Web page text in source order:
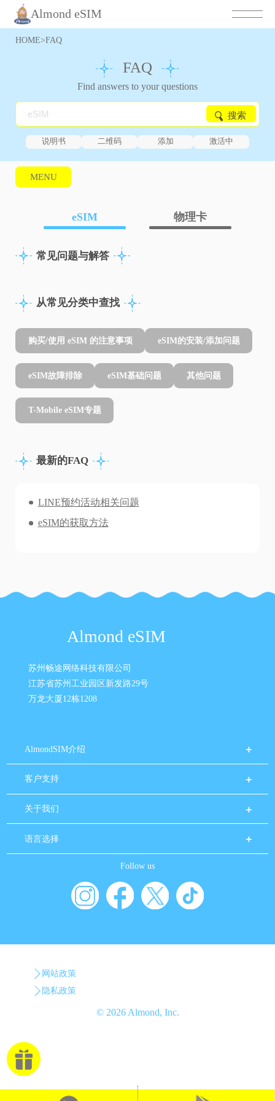
Almond eSIM
HOME>FAQ
FAQ
Find answers to your questions
搜索
说明书 二维码 添加 激活中
MENU
eSIM 物理卡
常见问题与解答
从常见分类中查找
购买/使用 eSIM 的注意事项 eSIM的安装/添加问题
eSIM故障排除 eSIM基础问题 其他问题
T-Mobile eSIM专题
最新的FAQ
LINE预约活动相关问题
eSIM的获取方法
Almond eSIM
苏州畅途网络科技有限公司
江苏省苏州工业园区新发路29号
万龙大厦12栋1208
AlmondSIM介绍
客户支持
关于我们
语言选择
Follow us
网站政策
隐私政策
© 2026 Almond, Inc.